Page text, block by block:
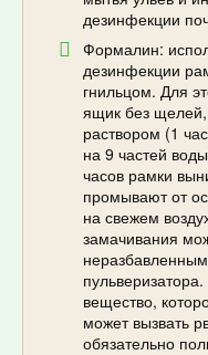
дезинфекции
Формалин:
дезинфекции
гнильцом. Для
ящик без щелей,
раствором (1
на 9 частей
часов рамки
промывают от
на свежем
замачивания
вещество,
может вызвать
обязательно